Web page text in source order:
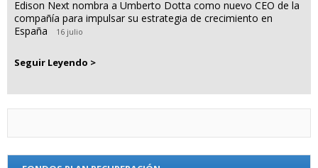
Edison Next nombra a Umberto Dotta como nuevo CEO de la
compañía para impulsar su estrategia de crecimiento en
España
16 julio
Seguir Leyendo >